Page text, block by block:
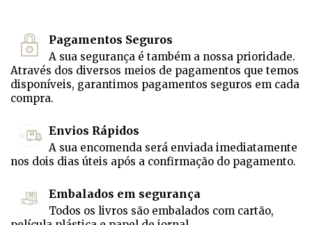
Pagamentos Seguros
A sua segurança é também a nossa prioridade.
Através dos diversos meios de pagamentos que temos
disponíveis, garantimos pagamentos seguros em cada
compra.
Envios Rápidos
A sua encomenda será enviada imediatamente
nos dois dias úteis após a confirmação do pagamento.
Embalados em segurança
Todos os livros são embalados com cartão,